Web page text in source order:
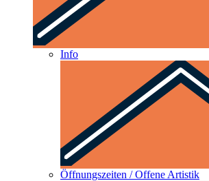
Info
Öffnungszeiten / Offene Artistik